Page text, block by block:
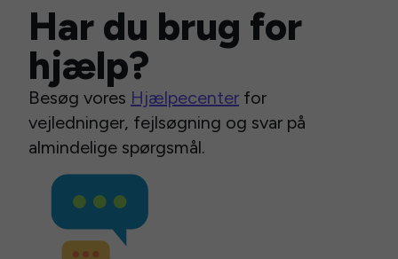
Har du brug for
hjælp?
Besøg vores Hjælpecenter for
vejledninger, fejlsøgning og svar på
almindelige spørgsmål.